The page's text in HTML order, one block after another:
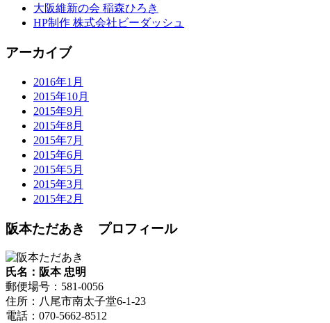
大阪維新の会 稲森ひろき
HP制作 株式会社ビーダッシュ
アーカイブ
2016年1月
2015年10月
2015年9月
2015年8月
2015年7月
2015年6月
2015年5月
2015年3月
2015年2月
阪本ただあき プロフィール
氏名：阪本 忠明
郵便場号：581-0056
住所：八尾市南太子堂6-1-23
電話：070-5662-8512